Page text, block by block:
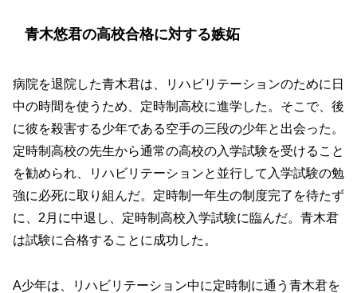
青木悠君の高校合格に対する嫉妬
病院を退院した青木君は、リハビリテーションのために日
中の時間を使うため、定時制高校に進学した。そこで、後
に彼を殺害する少年である空手の三段の少年と出会った。
定時制高校の先生から通常の高校の入学試験を受けること
を勧められ、リハビリテーションと並行して入学試験の勉
強に必死に取り組んだ。定時制一年生の制度完了を待たず
に、2月に中退し、定時制高校入学試験に臨んだ。青木君
は試験に合格することに成功した。
A少年は、リハビリテーション中に定時制に通う青木君を